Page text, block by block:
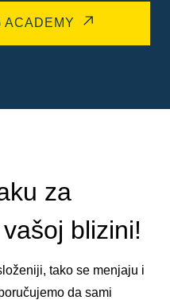
ACADEMY
za
blizini!
tako se menjaju i
da sami